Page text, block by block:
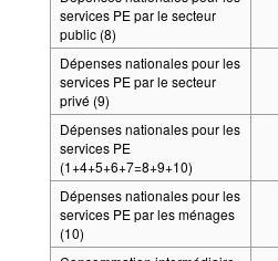
services PE par le secteur
public (8)
Dépenses nationales pour les
services PE par le secteur
privé (9)
Dépenses nationales pour les
services PE
(1+4+5+6+7=8+9+10)
Dépenses nationales pour les
services PE par les ménages
(10)